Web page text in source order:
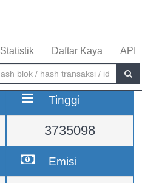
Statistik Daftar Kaya API
Tinggi
3735098
Emisi